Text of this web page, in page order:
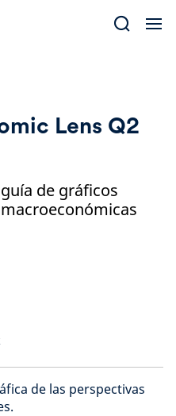
Lens Q2
de gráficos
de las perspectivas